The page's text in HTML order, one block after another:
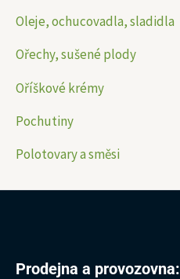
Oleje, ochucovadla, sladidla
Ořechy, sušené plody
Oříškové krémy
Pochutiny
Polotovary a směsi
Prodejna a provozovna: